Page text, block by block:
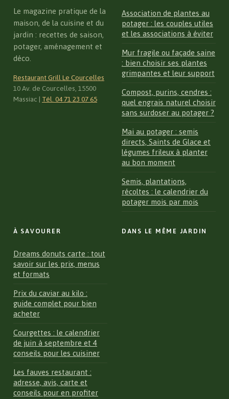
Le magazine pratique de la
maison, de la cuisine et du
jardin : recettes de saison,
potager, aménagement et
déco.
Restaurant Grill Le Courcelles
10 Av. de Courcelles, 15500
Massiac | Tél. 04 71 23 07 65
Association de plantes au
potager : les couples utiles
et les associations à éviter
Mur fragile ou façade saine
: bien choisir ses plantes
grimpantes et leur support
Compost, purins, cendres :
quel engrais naturel choisir
sans surdoser au potager ?
Mai au potager : semis
directs, Saints de Glace et
légumes frileux à planter
au bon moment
Semis, plantations,
récoltes : le calendrier du
potager mois par mois
À SAVOURER
Dreams donuts carte : tout
savoir sur les prix, menus
et formats
Prix du caviar au kilo :
guide complet pour bien
acheter
Courgettes : le calendrier
de juin à septembre et 4
conseils pour les cuisiner
Les fauves restaurant :
adresse, avis, carte et
conseils pour en profiter
DANS LE MÊME JARDIN